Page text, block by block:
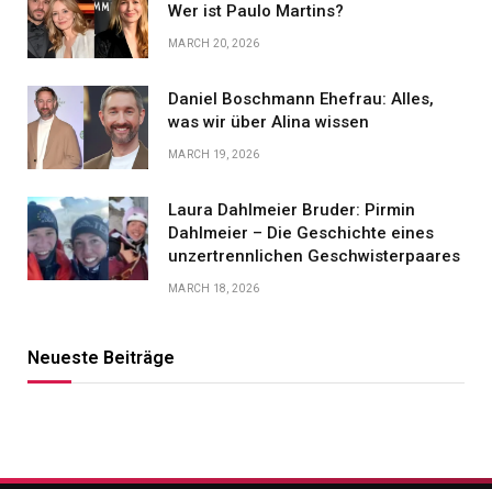
Wer ist Paulo Martins?
MARCH 20, 2026
Daniel Boschmann Ehefrau: Alles,
was wir über Alina wissen
MARCH 19, 2026
Laura Dahlmeier Bruder: Pirmin
Dahlmeier – Die Geschichte eines
unzertrennlichen Geschwisterpaares
MARCH 18, 2026
Neueste Beiträge